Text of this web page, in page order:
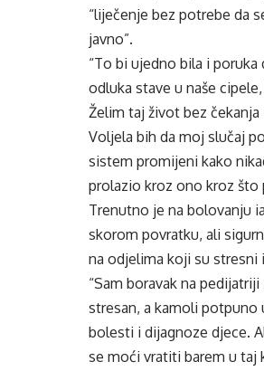
“liječenje bez potrebe da
javno”.
“To bi ujedno bila i
odluka stave u naše
Želim taj život bez
Voljela bih da moj slučaj
sistem promijeni kako
prolazio kroz ono kroz što
Trenutno je na bolovanju
skorom povratku, ali
na odjelima koji su stresni
“Sam boravak na
stresan, a kamoli potpuno
bolesti i dijagnoze djece.
se moći vratiti barem u taj